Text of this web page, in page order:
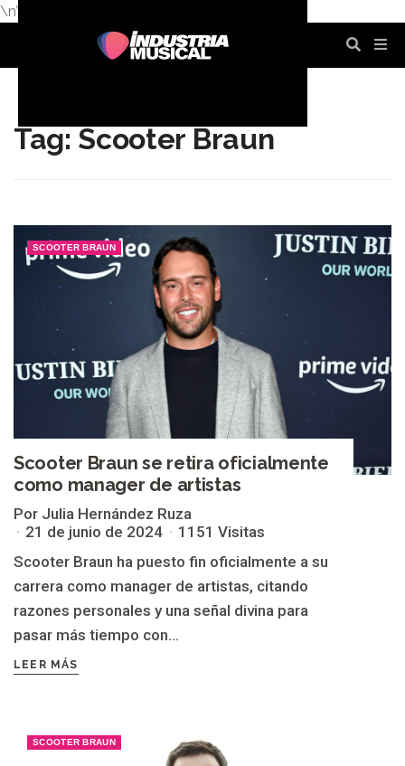
\n\n
Tag: Scooter Braun
SCOOTER BRAUN
Scooter Braun se retira oficialmente
como manager de artistas
Por Julia Hernández Ruza
21 de junio de 2024
1151 Visitas
Scooter Braun ha puesto fin oficialmente a su
carrera como manager de artistas, citando
razones personales y una señal divina para
pasar más tiempo con...
LEER MÁS
SCOOTER BRAUN